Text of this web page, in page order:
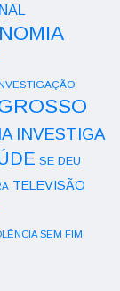
INVESTIGA
SE DEU
TELEVISÃO
SEM FIM